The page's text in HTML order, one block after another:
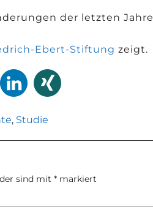
der letzten Jahre
Ebert-Stiftungzeigt.
, Studie
sind mit* markiert